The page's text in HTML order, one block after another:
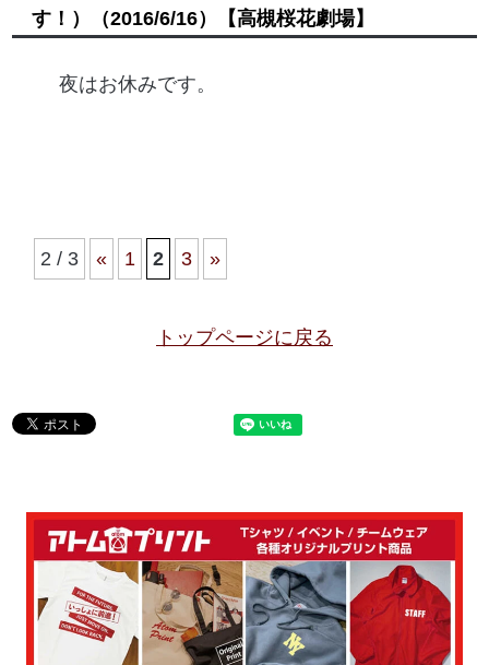
す！） （2016/6/16） 【高槻桜花劇場】
夜はお休みです。
2 / 3 « 1 2 3 »
トップページに戻る